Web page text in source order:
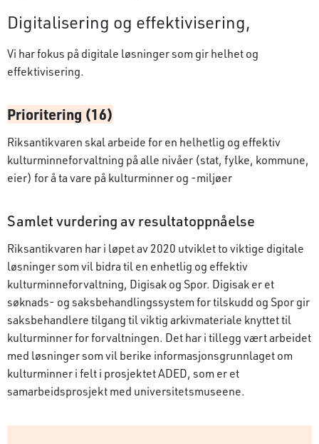
Digitalisering og effektivisering,
Vi har fokus på digitale løsninger som gir helhet og
effektivisering.
Prioritering (16)
Riksantikvaren skal arbeide for en helhetlig og effektiv
kulturminneforvaltning på alle nivåer (stat, fylke, kommune,
eier) for å ta vare på kulturminner og -miljøer
Samlet vurdering av resultatoppnåelse
Riksantikvaren har i løpet av 2020 utviklet to viktige digitale
løsninger som vil bidra til en enhetlig og effektiv
kulturminneforvaltning, Digisak og Spor. Digisak er et
søknads- og saksbehandlingssystem for tilskudd og Spor gir
saksbehandlere tilgang til viktig arkivmateriale knyttet til
kulturminner for forvaltningen. Det har i tillegg vært arbeidet
med løsninger som vil berike informasjonsgrunnlaget om
kulturminner i felt i prosjektet ADED, som er et
samarbeidsprosjekt med universitetsmuseene.